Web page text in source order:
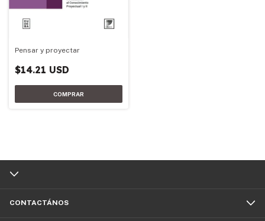
Pensar y proyectar
$14.21 USD
CONTACTÁNOS